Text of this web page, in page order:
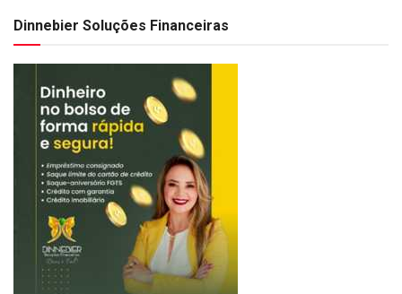
Dinnebier Soluções Financeiras